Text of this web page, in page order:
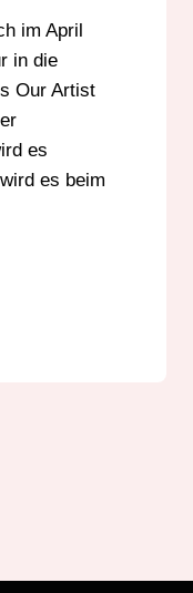
im April
in die
Our Artist
es
es beim